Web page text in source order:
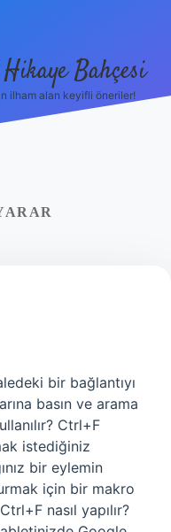
Bahçesi
ilham alan keyifli öneriler!
bir bağlantıyı
basın ve arama
Ctrl+F
istediğiniz
bir eylemin
için bir makro
nasıl yapılır?